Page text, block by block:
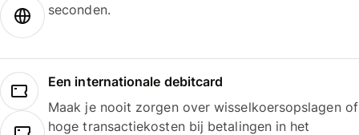
seconden.
Een internationale debitcard
Maak je nooit zorgen over wisselkoersopslagen of
hoge transactiekosten bij betalingen in het